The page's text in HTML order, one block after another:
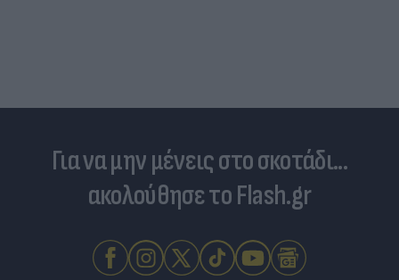
Για να μην μένεις στο σκοτάδι...
ακολούθησε το Flash.gr